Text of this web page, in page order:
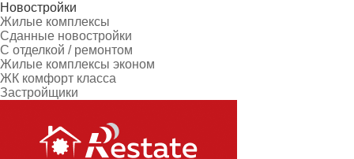
Новостройки
Жилые комплексы
Сданные новостройки
С отделкой / ремонтом
Жилые комплексы эконом
ЖК комфорт класса
Застройщики